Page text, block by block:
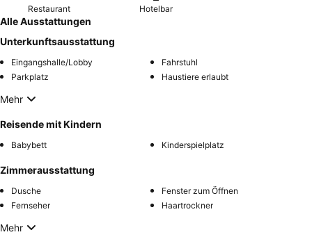
Restaurant Hotelbar
Alle Ausstattungen
Unterkunftsausstattung
Eingangshalle/Lobby
Fahrstuhl
Parkplatz
Haustiere erlaubt
Mehr
Reisende mit Kindern
Babybett Kinderspielplatz
Zimmerausstattung
Dusche
Fenster zum Öffnen
Fernseher
Haartrockner
Mehr